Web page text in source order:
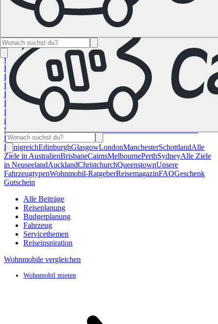
NamibiaSüdafrika
Alle Ziele in
KanadaCalgaryHalifaxMontrealTorontoVancouver
Alle Ziele in den
USALas VegasLos Angeles Miami New YorkSan
Francisco
Chile Costa Rica Alle Reiseziele in
Deutschland
Berlin Hamburg Leipzig München Stuttgart
Reiseziele in
Frankreich
KorsikaLyonMarseilles NizzaParis Toulouse
Alle
Reiseziele in
Italien
CagliariFlorenzMailandRom Sardinien
in Norwegen Bergen
Alle Reiseziele in
Spanien
Reiseziele im Vereinigtem
KönigreichEdinburghGlasgowLondonManchesterSchottlandAlle
Ziele in AustralienBrisbaneCairnsMelbournePerthSydneyAlle Ziele
in NeuseelandAucklandChristchurchQueenstownUnsere
FahrzeugtypenWohnmobil-RatgeberReisemagazinFAQGeschenk
Gutschein
Alle Beiträge
Reiseplanung
Budgetplanung
Fahrzeug
Servicethemen
Reiseinspiration
Wohnmobile vergleichen
Wohnmobil mieten